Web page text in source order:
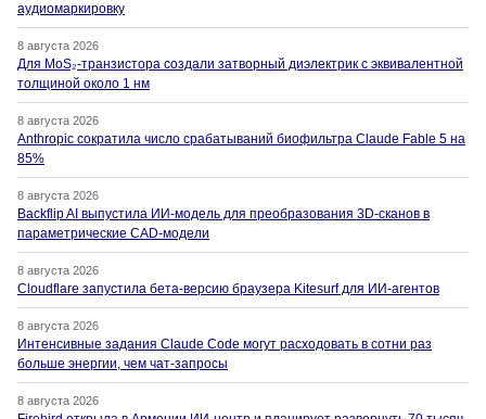
аудиомаркировку
8 августа 2026
Для MoS₂-транзистора создали затворный диэлектрик с эквивалентной
толщиной около 1 нм
8 августа 2026
Anthropic сократила число срабатываний биофильтра Claude Fable 5 на
85%
8 августа 2026
Backflip AI выпустила ИИ-модель для преобразования 3D-сканов в
параметрические CAD-модели
8 августа 2026
Cloudflare запустила бета-версию браузера Kitesurf для ИИ-агентов
8 августа 2026
Интенсивные задания Claude Code могут расходовать в сотни раз
больше энергии, чем чат-запросы
8 августа 2026